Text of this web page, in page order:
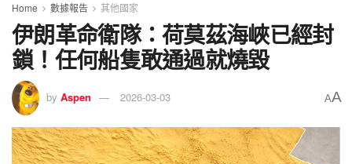
Home 數據報告 其他國家
伊朗革命衛隊：荷莫茲海峽已經封
鎖！任何船隻敢通過就燒毀
by Aspen 2026-03-03 AA